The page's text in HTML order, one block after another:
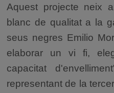
Aquest projecte neix
blanc de qualitat a la
seus negres Emilio
elaborar un vi fi,
capacitat
representant de la